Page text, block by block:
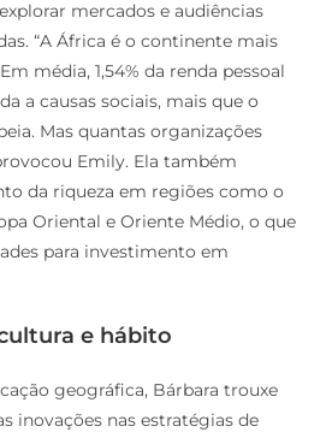
“A África é o continente mais
média, 1,54% da renda pessoal
a causas sociais, mais que o
Mas quantas organizações
Emily. Ela também
da riqueza em regiões como o
Oriental e Oriente Médio, o que
para investimento em
inovações nas estratégias de
no ecossistema de MSF e na